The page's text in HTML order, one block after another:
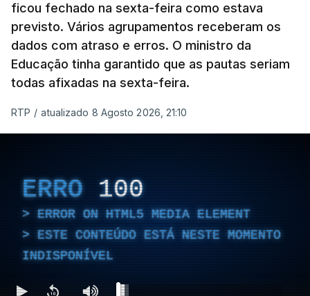
ficou fechado na sexta-feira como estava
previsto. Vários agrupamentos receberam os
dados com atraso e erros. O ministro da
Educação tinha garantido que as pautas seriam
todas afixadas na sexta-feira.
RTP / atualizado 8 Agosto 2026, 21:10
ERRO 100
ERROR ON HTML5 MEDIA ELEMENT
ESTE CONTEÚDO ESTÁ NESTE MOMENTO
INDISPONÍVEL